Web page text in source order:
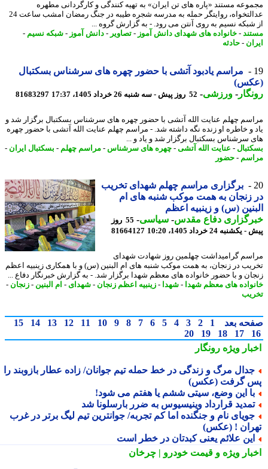
مستند «پاره های تن ایران» به تهیه کنندگی و کارگردانی مطهره
عدالتخواه، روایتگر حمله به مدرسه شجره طیبه در جنگ رمضان امشب ساعت 24
نسیم به روی آنتن می رود. - به گزارش گروه ...
-خانواده های شهدای دانش آموز -تصاویر-دانش آموز -شبکه نسیم-
- حادثه
مراسم یادبود آتشی با حضور چهره های سرشناس بسکتبال
-ورزشی-52 روز پیش - سه شنبه 26 خرداد 1405، 17:37 81683297
چهلم عنایت الله آتشی با حضور چهره های سرشناس بسکتبال برگزار شد و
و خاطره او زنده نگه داشته شد. - مراسم چهلم عنایت الله آتشی با حضور چهره
سرشناس بسکتبال برگزار شد و یاد و ...
-عنایت الله آتشی-چهره های سرشناس-مراسم چهلم-بسکتبال ایران -
-حضور
برگزاری مراسم چهلم شهدای تخریب
زنجان به همت موکب شنبه های ام
(س) و زینبیه اعظم
دفاع مقدس-سیاسی-
55 روز
24 خرداد 1405، 10:20
81664127
گرامیداشت چهلمین روز شهادت شهدای
در زنجان، به همت موکب شنبه های ام البنین (س) و با همکاری زینبیه اعظم
و با حضور خانواده های معظم شهدا برگزار شد. - به گزارش خبرنگار دفاع ...
های معظم شهدا-شهدا-زینبیه اعظم زنجان-شهدای- ام البنین-زنجان-
بعد 1
2
3
4
5
6
7
8
9
10
11
12
13
14
15
17
18
19
20
ویژهرونگار
مرگ و زندگی در خط حمله تیم جوانان/ زاده عطار بازوبند را
گرفت (عکس)
این وضع، سیتی ششم یا هفتم می شود!
قرارداد وینیسیوس به ضرر بارسلونا شد
نام و جنگنده اما کم تجربه/ جوانترین تیم لیگ برتر در غرب
! (عکس)
علائم یعنی کبدتان در خطر است
ویژهو قیمت خودرو | چرخان